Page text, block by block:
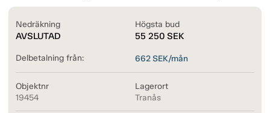
Nedräkning
AVSLUTAD
Högsta bud
55 250 SEK
Delbetalning från: 662SEK/mån
Objektnr
19454
Lagerort
Tranås